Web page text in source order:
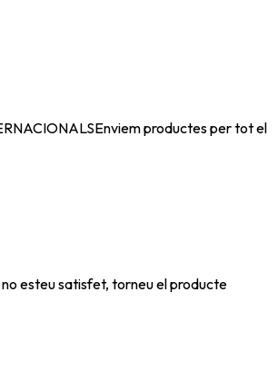
Enviem productes per tot el
no esteu satisfet, torneu el producte